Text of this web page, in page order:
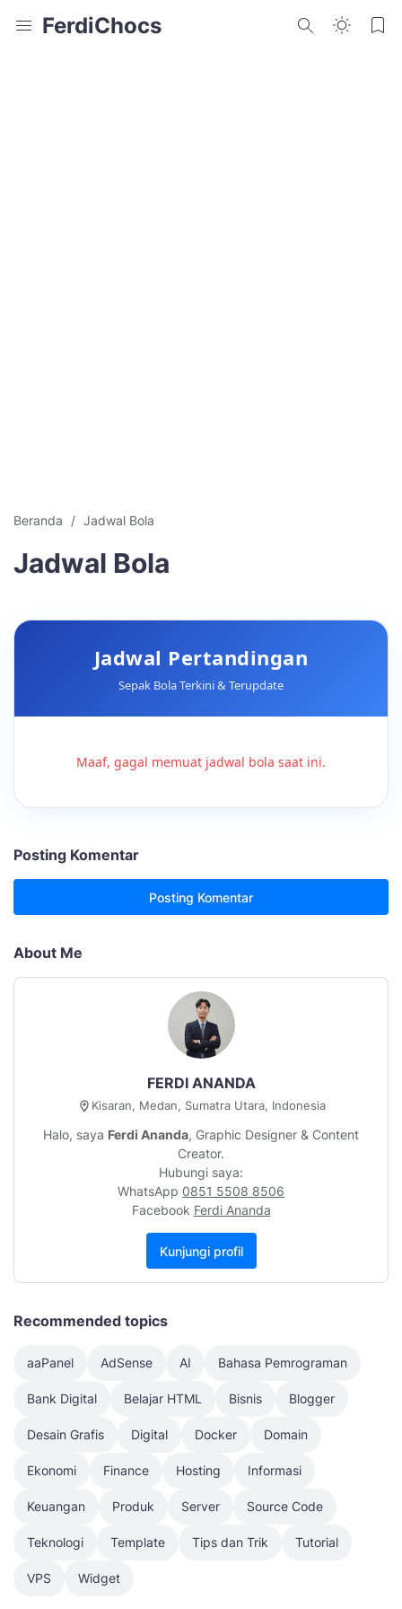
FerdiChocs
Beranda Jadwal Bola
Jadwal Bola
Jadwal Pertandingan
Sepak Bola Terkini & Terupdate
Maaf, gagal memuat jadwal bola saat ini.
Posting Komentar
Posting Komentar
About Me
FERDI ANANDA
Kisaran, Medan, Sumatra Utara, Indonesia
Halo, saya Ferdi Ananda, Graphic Designer & Content
Creator.
Hubungi saya:
WhatsApp 0851 5508 8506
Facebook Ferdi Ananda
Kunjungi profil
Recommended topics
aaPanel AdSense AI Bahasa Pemrograman
Bank Digital Belajar HTML Bisnis Blogger
Desain Grafis Digital Docker Domain
Ekonomi Finance Hosting Informasi
Keuangan Produk Server Source Code
Teknologi Template Tips dan Trik Tutorial
VPS Widget